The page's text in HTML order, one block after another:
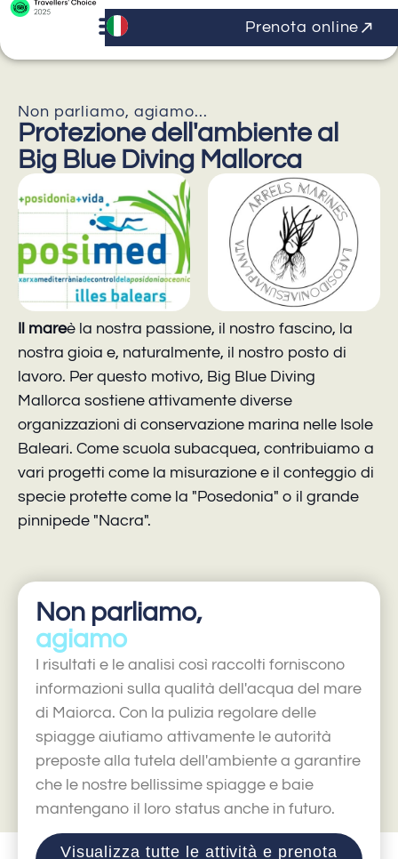
Prenota online
Non parliamo, agiamo...
Protezione dell'ambiente al
Big Blue Diving Mallorca
Il mareè la nostra passione, il nostro fascino, la
nostra gioia e, naturalmente, il nostro posto di
lavoro. Per questo motivo, Big Blue Diving
Mallorca sostiene attivamente diverse
organizzazioni di conservazione marina nelle Isole
Baleari. Come scuola subacquea, contribuiamo a
vari progetti come la misurazione e il conteggio di
specie protette come la "Posedonia" o il grande
pinnipede "Nacra".
Non parliamo,
agiamo
I risultati e le analisi così raccolti forniscono
informazioni sulla qualità dell'acqua del mare
di Maiorca. Con la pulizia regolare delle
spiagge aiutiamo attivamente le autorità
preposte alla tutela dell'ambiente a garantire
che le nostre bellissime spiagge e baie
mantengano il loro status anche in futuro.
Visualizza tutte le attività e prenota